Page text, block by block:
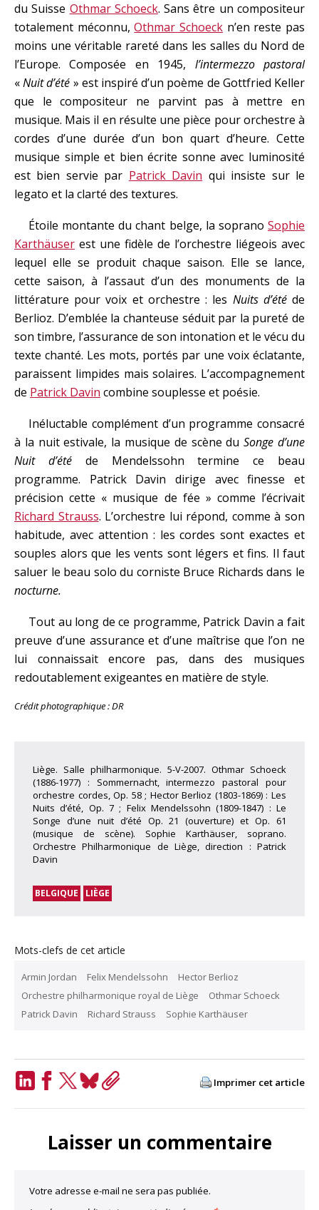
du Suisse Othmar Schoeck. Sans être un compositeur
totalement méconnu,Othmar Schoeck n’en reste pas
moins une véritable rareté dans les salles du Nord de
l’Europe. Composée en 1945, l’intermezzo pastoral
«Nuitd’été » est inspiré d’un poème de Gottfried Keller
que le compositeur ne parvint pas à mettre en
musique. Mais il en résulte une pièce pour orchestre à
cordes d’une durée d’un bon quart d’heure. Cette
musique simple et bien écrite sonne avec luminosité
est bien servie par Patrick Davin qui insiste sur le
legato et la clarté des textures.
Étoile montante du chant belge, la soprano Sophie
Karthäuser est une fidèle de l’orchestre liégeois avec
lequel elle se produit chaque saison. Elle se lance,
cette saison, à l’assaut d’un des monuments de la
littérature pour voix et orchestre : les Nuits d’étéde
Berlioz. D’emblée la chanteuse séduit par la pureté de
son timbre, l’assurance de son intonation et le vécu du
texte chanté. Les mots, portés par une voix éclatante,
paraissent limpides mais solaires. L’accompagnement
de Patrick Davin combine souplesse et poésie.
Inéluctable complément d’un programme consacré
à la nuit estivale, la musique de scène duSonge d’une
Nuit d’étéde Mendelssohn termine ce beau
programme. Patrick Davin dirige avec finesse et
précision cette « musique de fée » comme l’écrivait
Richard Strauss. L’orchestre lui répond, comme à son
habitude, avec attention : les cordes sont exactes et
souples alors que les vents sont légers et fins. Il faut
saluer le beau solo du corniste Bruce Richards dans le
nocturne.
Tout au long de ce programme, Patrick Davin a fait
preuve d’une assurance et d’une maîtrise que l’on ne
lui connaissait encore pas, dans des musiques
redoutablement exigeantes en matière de style.
Crédit photographique : DR
Liège. Salle philharmonique. 5-V-2007. Othmar Schoeck
(1886-1977) : Sommernacht, intermezzo pastoral pour
orchestre cordes, Op. 58 ; Hector Berlioz (1803-1869) : Les
Nuits d’été, Op. 7 ; Felix Mendelssohn (1809-1847) : Le
Songe d’une nuit d’été Op. 21 (ouverture) et Op. 61
(musique de scène). Sophie Karthäuser, soprano.
Orchestre Philharmonique de Liège, direction : Patrick
Davin
BELGIQUE LIÈGE
Mots-clefs de cet article
Armin Jordan Felix Mendelssohn
Hector Berlioz
Orchestre philharmonique royal de Liège
Othmar Schoeck
Patrick Davin
Richard Strauss Sophie Karthäuser
Imprimer cet article
Laisser un commentaire
Votre adresse e-mail ne sera pas publiée.